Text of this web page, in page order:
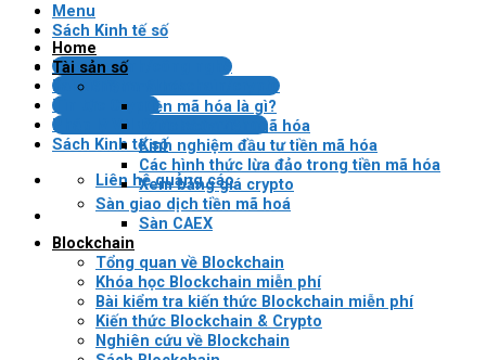
Menu
Sách Kinh tế số
Tin tài chính/công nghệ
Bài kiểm tra Blockchain/crypto
Tin tức Crypto
Pháp lý VN về tài sản mã hóa
Sách Kinh tế số
Liên hệ quảng cáo
Home
Tài sản số
Tiền mã hóa là gì?
Lợi ích của tiền mã hóa
Kinh nghiệm đầu tư tiền mã hóa
Các hình thức lừa đảo trong tiền mã hóa
Xem bảng giá crypto
Sàn giao dịch tiền mã hoá
Sàn CAEX
Blockchain
Tổng quan về Blockchain
Khóa học Blockchain miễn phí
Bài kiểm tra kiến thức Blockchain miễn phí
Kiến thức Blockchain & Crypto
Nghiên cứu về Blockchain